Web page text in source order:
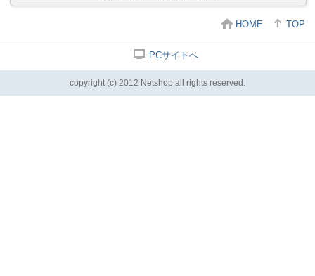
HOME TOP
PCサイトへ
copyright (c) 2012 Netshop all rights reserved.